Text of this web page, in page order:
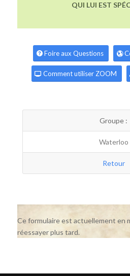
QUI LUI EST
Foire aux Questions
Comment utiliser ZOOM
Groupe :
Waterloo
Retour
Ce formulaire est actuellement en
réessayer plus tard.